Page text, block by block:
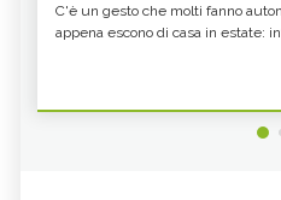
C'è un gesto che molti fanno
appena escono di casa in estate: